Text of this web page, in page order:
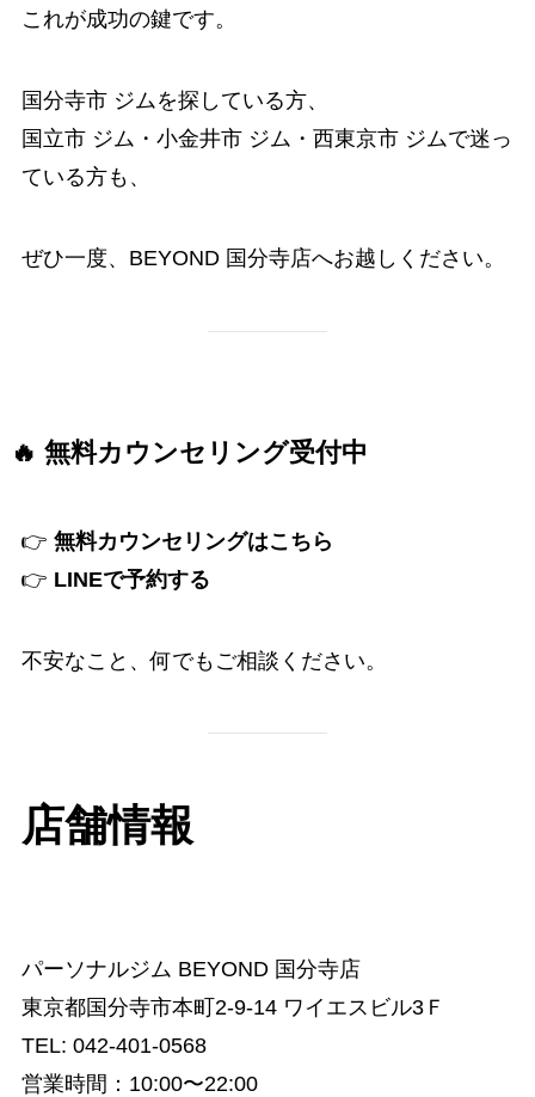
これが成功の鍵です。
国分寺市 ジムを探している方、
国立市 ジム・小金井市 ジム・西東京市 ジムで迷っ
ている方も、
ぜひ一度、BEYOND 国分寺店へお越しください。
🔥 無料カウンセリング受付中
👉 無料カウンセリングはこちら
👉 LINEで予約する
不安なこと、何でもご相談ください。
店舗情報
パーソナルジム BEYOND 国分寺店
東京都国分寺市本町2-9-14 ワイエスビル3Ｆ
TEL: 042-401-0568
営業時間：10:00〜22:00